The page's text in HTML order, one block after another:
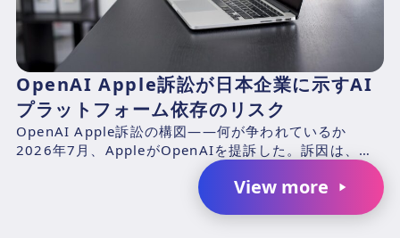
OpenAI Apple訴訟が日本企業に示すAI
プラットフォーム依存のリスク
OpenAI Apple訴訟の構図——何が争われているか
2026年7月、AppleがOpenAIを提訴した。訴因は、元
Appleエンジニアのチャン・リウ（Ch...
View more